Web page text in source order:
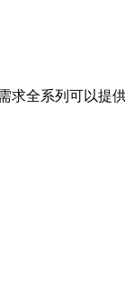
全系列可以提